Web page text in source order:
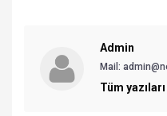
Admin
Mail:
Tüm yazıları